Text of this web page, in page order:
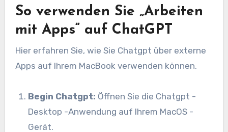
So verwenden Sie „Arbeiten
mit Apps“ auf ChatGPT
Hier erfahren Sie, wie Sie Chatgpt über externe
Apps auf Ihrem MacBook verwenden können.
Begin Chatgpt: Öffnen Sie die Chatgpt -
Desktop -Anwendung auf Ihrem MacOS -
Gerät.